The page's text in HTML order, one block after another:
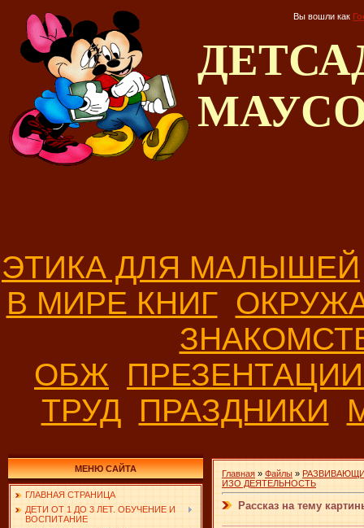
Вы вошли как
ЭТИКА ДЛЯ МАЛЫШЕЙ
В МИРЕ КНИГ
ОБЖ
ТРУД ПРАЗДНИКИ
МЕНЮ САЙТА
ГЛАВНАЯ СТРАНИЦА
ДЕТИ ОТ 1 ДО 3 ЛЕТ. ОБУЧЕНИЕ И
ВОСПИТАНИЕ
Главная » Файлы »
ИЗО ДЕЯТЕЛЬНОСТЬ
Рассказ на тему